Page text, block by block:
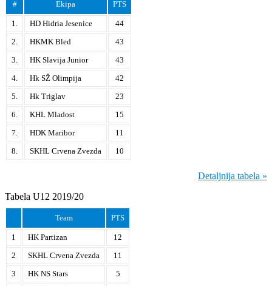
# Ekipa PTS
1. HD Hidria Jesenice
44
2.
HKMK Bled
43
3.
HK Slavija Junior
43
4.
Hk SŽ Olimpija
42
5.
Hk Triglav
23
6.
KHL Mladost
15
7.
HDK Maribor
11
8.
SKHL Crvena Zvezda 10
Detaljnija tabela »
Tabela U12 2019/20
Team PTS
1 HK Partizan
12
2
SKHL Crvena Zvezda
11
3
HK NS Stars
5